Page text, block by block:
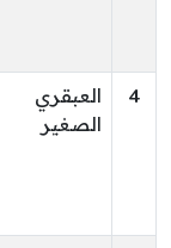
4
العبقري
الصغير